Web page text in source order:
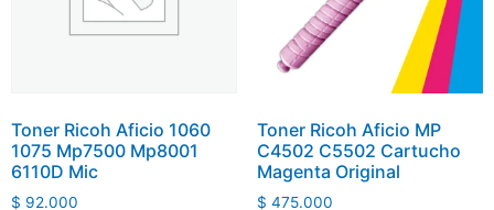
Toner Ricoh Aficio 1060
1075 Mp7500 Mp8001
6110D Mic
$ 92.000
Toner Ricoh Aficio MP
C4502 C5502 Cartucho
Magenta Original
$ 475.000